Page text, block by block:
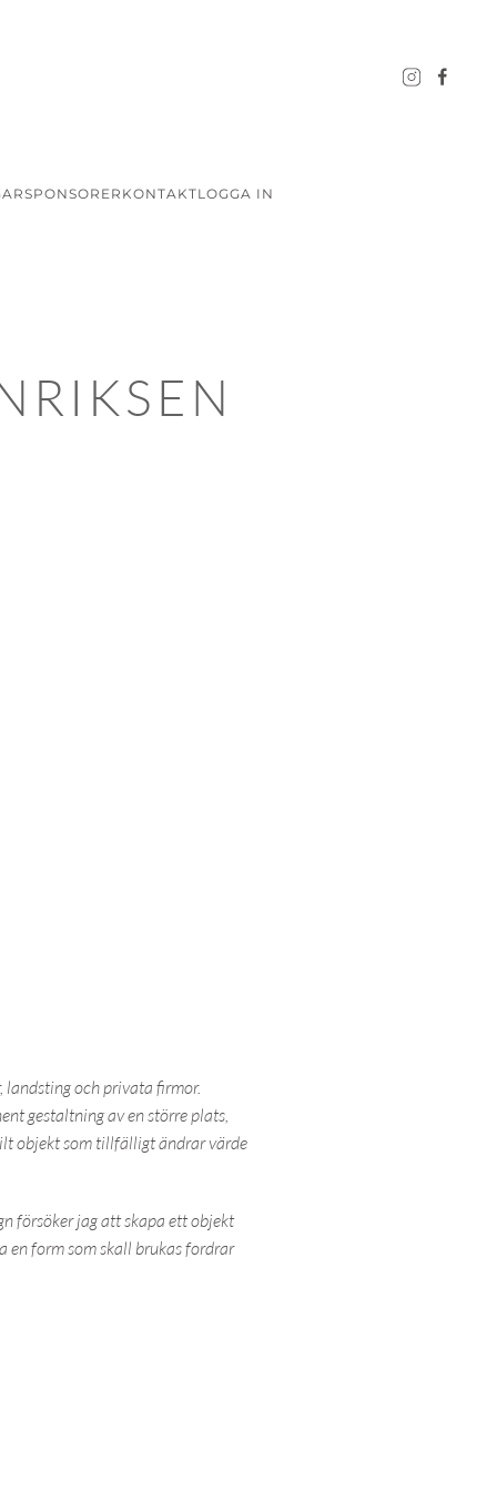
SPONSORER KONTAKTLOGGA IN
landsting och privata firmor.
gestaltning av en större plats,
objekt som tillfälligt ändrar värde
försöker jag att skapa ett objekt
en form som skall brukas fordrar